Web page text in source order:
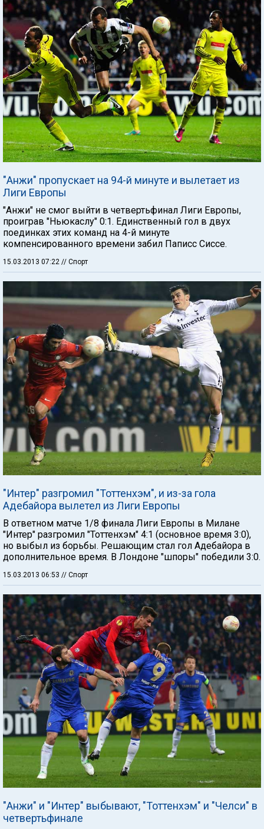
"Анжи" пропускает на 94-й минуте и вылетает из
Лиги Европы
"Анжи" не смог выйти в четвертьфинал Лиги Европы,
проиграв "Ньюкаслу" 0:1. Единственный гол в двух
поединках этих команд на 4-й минуте
компенсированного времени забил Паписс Сиссе.
15.03.2013 07:22 // Спорт
"Интер" разгромил "Тоттенхэм", и из-за гола
Адебайора вылетел из Лиги Европы
В ответном матче 1/8 финала Лиги Европы в Милане
"Интер" разгромил "Тоттенхэм" 4:1 (основное время 3:0),
но выбыл из борьбы. Решающим стал гол Адебайора в
дополнительное время. В Лондоне "шпоры" победили 3:0.
15.03.2013 06:53 // Спорт
"Анжи" и "Интер" выбывают, "Тоттенхэм" и "Челси" в
четвертьфинале